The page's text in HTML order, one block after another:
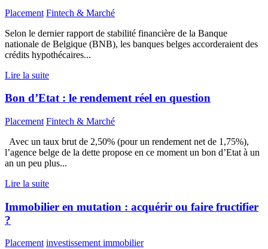
Placement Fintech & Marché
Selon le dernier rapport de stabilité financière de la Banque
nationale de Belgique (BNB), les banques belges accorderaient des
crédits hypothécaires...
Lire la suite
Bon d’Etat : le rendement réel en question
Placement Fintech & Marché
Avec un taux brut de 2,50% (pour un rendement net de 1,75%),
l’agence belge de la dette propose en ce moment un bon d’Etat à un
an un peu plus...
Lire la suite
Immobilier en mutation : acquérir ou faire fructifier
?
Placement investissement immobilier